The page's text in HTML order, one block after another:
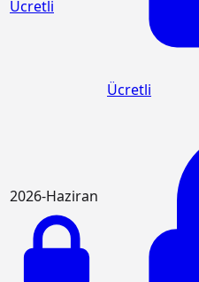
Ücretli
Ücretli
2026-Haziran